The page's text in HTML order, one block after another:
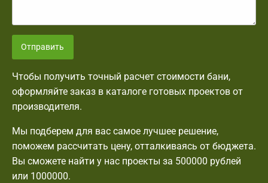
Отправить
Чтобы получить точный расчет стоимости бани,
оформляйте заказ в каталоге готовых проектов от
производителя.
Мы подберем для вас самое лучшее решение,
поможем рассчитать цену, отталкиваясь от бюджета.
Вы сможете найти у нас проекты за 500000 рублей
или 1000000.